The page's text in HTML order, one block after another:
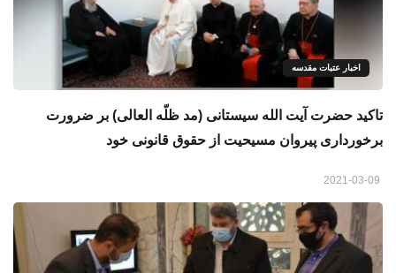
اخبار عتبات مقدسه
تاکید حضرت آیت الله سیستانی (مد ظلّه العالی) بر ضرورت
برخورداری پیروان مسیحیت از حقوق قانونی خود